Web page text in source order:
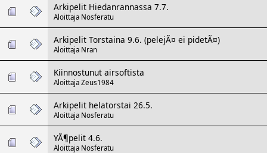
Arkipelit Hiedanrannassa 7.7.
Aloittaja Nosferatu
Arkipelit Torstaina 9.6. (pelejÃ¤ ei pidetÃ¤)
Aloittaja Nran
Kiinnostunut airsoftista
Aloittaja Zeus1984
Arkipelit helatorstai 26.5.
Aloittaja Nosferatu
YÃ¶pelit 4.6.
Aloittaja Nosferatu